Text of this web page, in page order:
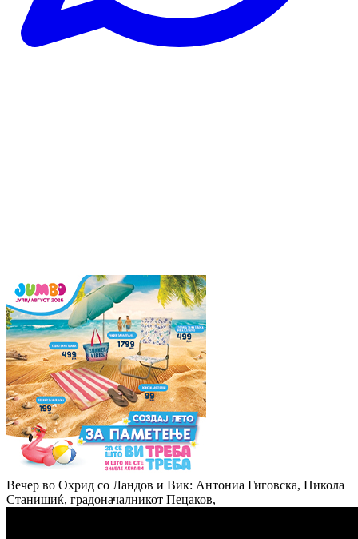
Вечер во Охрид со Ландов и Вик: Антониа Гиговска, Никола
Станишиќ, градоначалникот Пецаков,